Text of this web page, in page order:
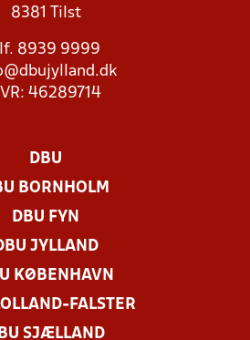
8381 Tilst
8939 9999
46289714
DBU
BORNHOLM
DBU FYN
JYLLAND
KØBENHAVN
FALSTER
SJÆLLAND